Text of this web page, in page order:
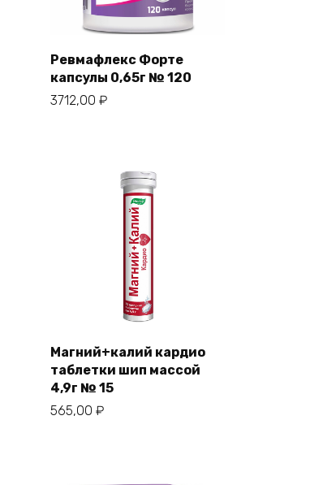
Ревмафлекс Форте
капсулы 0,65г № 120
3712,00 ₽
Магний+калий кардио
таблетки шип массой
4,9г № 15
565,00 ₽